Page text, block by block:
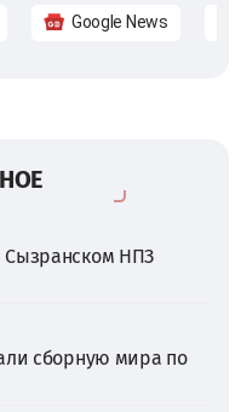
Google News
Сызранском НПЗ
сборную мира по